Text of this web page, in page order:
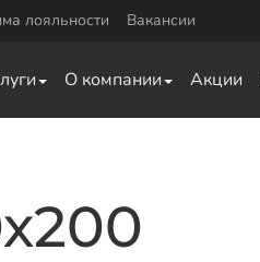
лояльности Вакансии
О компании Акции
150х150
свай
для свай